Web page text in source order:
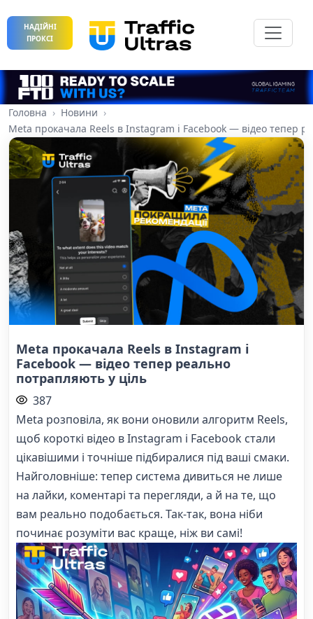
НАДІЙНІ
ПРОКСІ
Головна
Новини
Meta прокачала Reels в Instagram і Facebook — відео тепер
Meta прокачала Reels в Instagram і
Facebook — відео тепер реально
потрапляють у ціль
387
Meta розповіла, як вони оновили алгоритм Reels,
щоб короткі відео в Instagram і Facebook стали
цікавішими і точніше підбиралися під ваші смаки.
Найголовніше: тепер система дивиться не лише
на лайки, коментарі та перегляди, а й на те, що
вам реально подобається. Так-так, вона ніби
починає розуміти вас краще, ніж ви самі!